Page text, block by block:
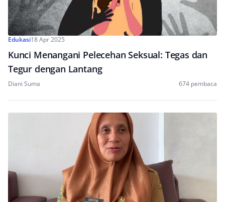
Edukasi18 Apr 2025
Kunci Menangani Pelecehan Seksual: Tegas dan
Tegur dengan Lantang
Diani Suma 674 pembaca